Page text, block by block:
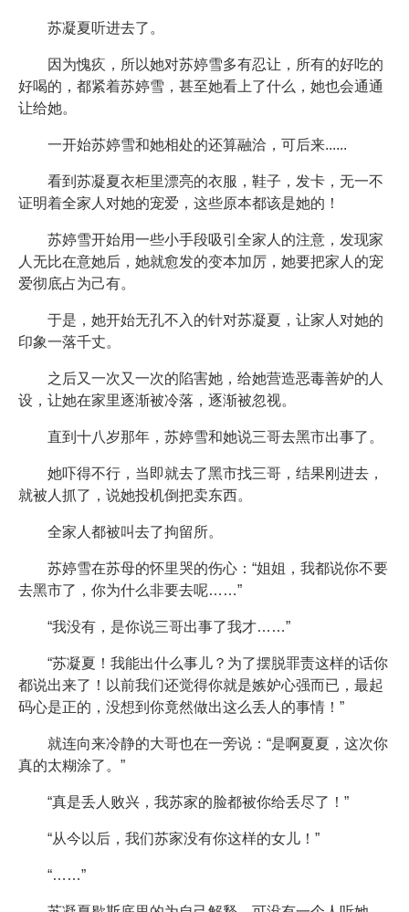
苏凝夏听进去了。
因为愧疚，所以她对苏婷雪多有忍让，所有的好吃的
好喝的，都紧着苏婷雪，甚至她看上了什么，她也会通通
让给她。
一开始苏婷雪和她相处的还算融洽，可后来......
看到苏凝夏衣柜里漂亮的衣服，鞋子，发卡，无一不
证明着全家人对她的宠爱，这些原本都该是她的！
苏婷雪开始用一些小手段吸引全家人的注意，发现家
人无比在意她后，她就愈发的变本加厉，她要把家人的宠
爱彻底占为己有。
于是，她开始无孔不入的针对苏凝夏，让家人对她的
印象一落千丈。
之后又一次又一次的陷害她，给她营造恶毒善妒的人
设，让她在家里逐渐被冷落，逐渐被忽视。
直到十八岁那年，苏婷雪和她说三哥去黑市出事了。
她吓得不行，当即就去了黑市找三哥，结果刚进去，
就被人抓了，说她投机倒把卖东西。
全家人都被叫去了拘留所。
苏婷雪在苏母的怀里哭的伤心：“姐姐，我都说你不要
去黑市了，你为什么非要去呢……”
“我没有，是你说三哥出事了我才……”
“苏凝夏！我能出什么事儿？为了摆脱罪责这样的话你
都说出来了！以前我们还觉得你就是嫉妒心强而已，最起
码心是正的，没想到你竟然做出这么丢人的事情！”
就连向来冷静的大哥也在一旁说：“是啊夏夏，这次你
真的太糊涂了。”
“真是丢人败兴，我苏家的脸都被你给丢尽了！”
“从今以后，我们苏家没有你这样的女儿！”
“……”